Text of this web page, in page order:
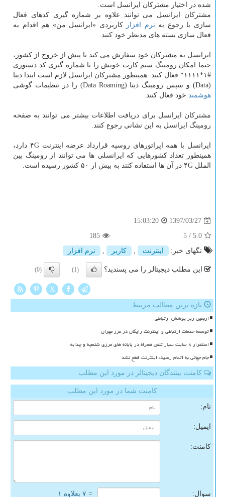
شده در اختیار مشتركان ایرانسل است.
مشتركان ایرانسل می توانند علاوه بر شماره گیری كدهای فعال
سازی با رجوع به نرم افزار
كاربردی «ایرانسل من» هم اقدام به
فعال سازی بسته های مدنظر خود كنند.
ایرانسل به مشتركان خود سفارش می كند تا پیش از خروج از كشور،
حتما امكان رومینگ سیم كارت خویش را با شماره گیری كد دستوری
#۱*۱۱۱۱* فعال كنند. همینطور مشتركان ایرانسل لازم است ابتدا دیتا
(Data) و سپس رومینگ دیتا (Data Roaming) را در تنظیمات گوشی
هوشمند خود فعال كنند.
مشتركان ایرانسل برای دریافت اطلاعات بیشتر می توانند به صفحه
رومینگ ایرانسل به این نشانی رجوع كنند.
ایرانسل با همه اپراتورهای روسیه قرارداد عرضه اینترنت ۴G دارد،
همینطور تعداد كشورهایی كه ایرانسلی ها می توانند از رومینگ بین
الملل ۴G در آن ها استفاده كنند به بیش از ۵۰ كشور رسیده است.
1397/03/27
15:03:20
5.0
/
5
185
تگهای خبر:
اینترنت , كاربر , نرم افزار
این مطلب دیجیتالر را می پسندید؟ (1)
(0)
X
تازه ترین مطالب مرتبط
اربعین زیر پوشش ارتباطی
توسعه خدمات ارتباطی و اینترنت رایگان در مرز مهران
استقرار ۸ سایت سیار تلفن همراه در پایانه های مرزی شلمچه و چذابه
️جام جهانی به اتمام رسید، اینترنت قطع نشد
کامنت بینندگان دیجیتالر در مورد این مطلب
کامنت شما در مورد این مطلب
نام:
ایمیل:
کامنت:
سوال: = ۷ بعلاوه ۱